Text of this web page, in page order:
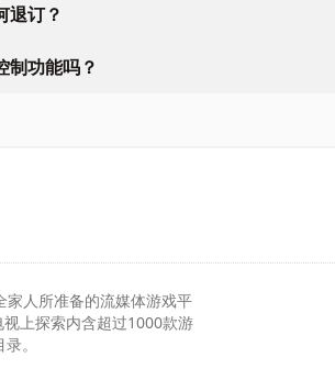
退订？
制功能吗？
人所准备的流媒体游戏平
上探索内含超过1000款游
。